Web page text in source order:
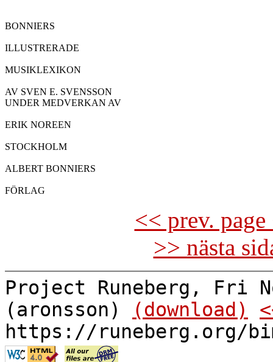
BONNIERS
ILLUSTRERADE
MUSIKLEXIKON
AV SVEN E. SVENSSON
UNDER MEDVERKAN AV
ERIK NOREEN
STOCKHOLM
ALBERT BONNIERS
<< prev.
>> nästa
Project Runeberg, Fri
(aronsson)
(download)
https://runeberg.org/